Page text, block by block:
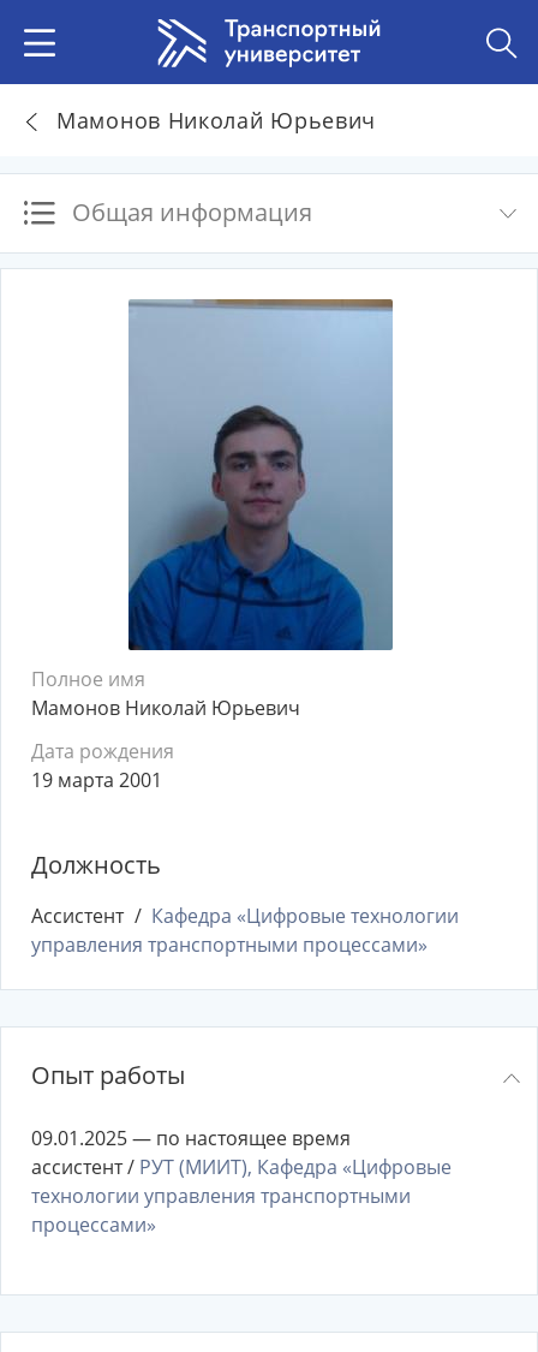
Мамонов Николай Юрьевич
Общая информация
Полное имя
Мамонов Николай Юрьевич
Дата рождения
19 марта 2001
Должность
Ассистент
Кафедра «Цифровые технологии
управления транспортными процессами»
Опыт работы
09.01.2025 — по настоящее время
ассистент / РУТ (МИИТ), Кафедра «Цифровые
технологии управления транспортными
процессами»